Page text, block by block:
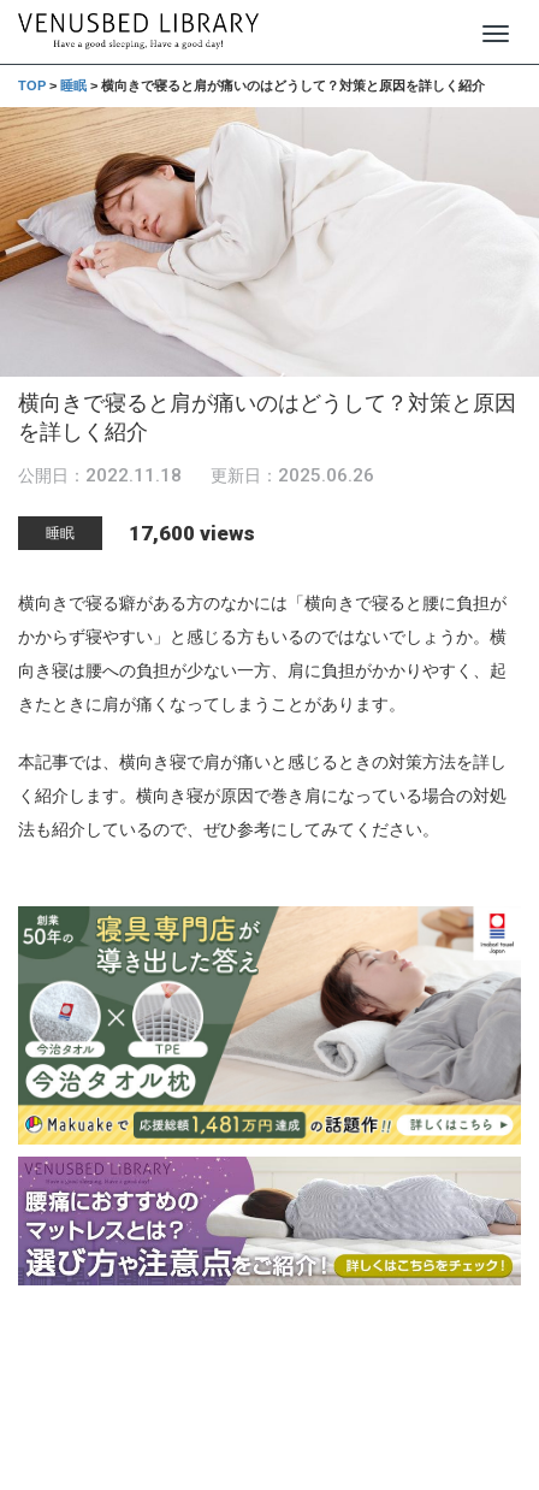
a
TOP > 睡眠 > 横向きで寝ると肩が痛いのはどうして？対策と原因を詳しく紹介
横向きで寝ると肩が痛いのはどうして？対策と原因
を詳しく紹介
公開日： 2022.11.18 更新日： 2025.06.26
睡眠 17,600 views
横向きで寝る癖がある方のなかには「横向きで寝ると腰に負担が
かからず寝やすい」と感じる方もいるのではないでしょうか。横
向き寝は腰への負担が少ない一方、肩に負担がかかりやすく、起
きたときに肩が痛くなってしまうことがあります。
本記事では、横向き寝で肩が痛いと感じるときの対策方法を詳し
く紹介します。横向き寝が原因で巻き肩になっている場合の対処
法も紹介しているので、ぜひ参考にしてみてください。